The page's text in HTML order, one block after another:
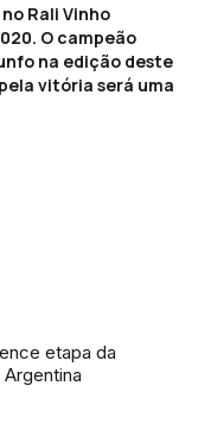
Rali Vinho
O campeão
na edição deste
vitória será uma
etapa da